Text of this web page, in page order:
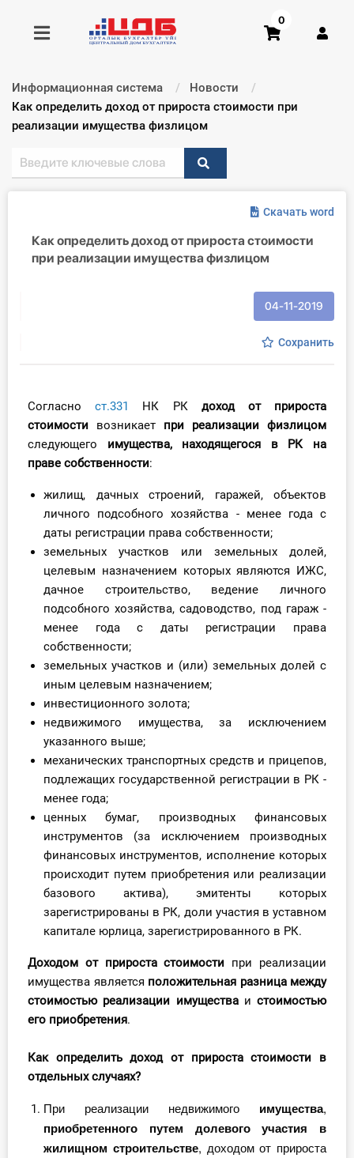
Получить консультацию
Главная ИС
Консультации
Вебинары
Справочник бухгалтера
Участник ВЭД
Практика ИП
Кадры. Труд. Зарплата.
Учет по отраслям
Юридический помощник
Интернет-магазин
О Системе
Обучение
Тарифы
Тестирование для
бухгалтера
0
Информационная система
Новости
Текущий:
Как определить доход от прироста стоимости при
реализации имущества физлицом
Скачать word
Как определить доход от прироста стоимости
при реализации имущества физлицом
04-11-2019
Сохранить
Согласност.331 НК РК доход от прироста
стоимости возникает при реализации физлицом
следующего имущества, находящегося в РК на
праве собственности:
жилищ, дачных строений, гаражей, объектов
личного подсобного хозяйства - менее года с
даты регистрации права собственности;
земельных участков или земельных долей,
целевым назначением которых являются ИЖС,
дачное строительство, ведение личного
подсобного хозяйства, садоводство, под гараж -
менее года с даты регистрации права
собственности;
земельных участков и (или) земельных долей с
иным целевым назначением;
инвестиционного золота;
недвижимого имущества, за исключением
указанного выше;
механических транспортных средств и прицепов,
подлежащих государственной регистрации в РК -
менее года;
ценных бумаг, производных финансовых
инструментов (за исключением производных
финансовых инструментов, исполнение которых
происходит путем приобретения или реализации
базового актива), эмитенты которых
зарегистрированы в РК, доли участия в уставном
капитале юрлица, зарегистрированного в РК.
Доходом от прироста стоимости при реализации
имущества является положительная разница между
стоимостьюреализации имущества и стоимостью
его приобретения.
Как определить доход от прироста стоимости в
отдельных случаях?
При реализации недвижимого имущества,
приобретенного путем долевого участия в
жилищном строительстве, доходом от прироста